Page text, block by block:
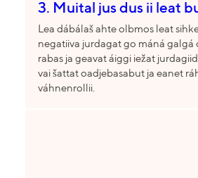
3. Muital jus dus ii leat
Lea dábálaš ahte olbmos leat
negatiiva jurdagat go máná galgá
rabas ja geavat áiggi iežat
vai šattat oadjebasabut ja eanet
váhnenrollii.